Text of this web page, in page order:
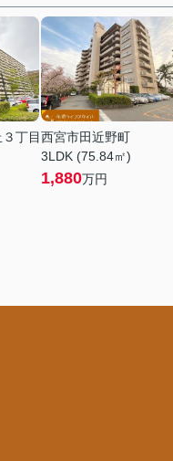
丁目西宮市田近野町
3LDK (75.84㎡)
1,880万円